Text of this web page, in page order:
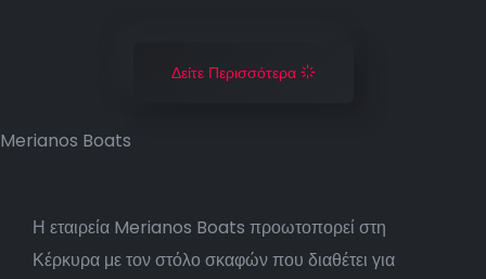
Δείτε Περισσότερα
Merianos Boats
Η εταιρεία Merianos Boats προωτοπορεί στη
Κέρκυρα με τον στόλο σκαφών που διαθέτει για